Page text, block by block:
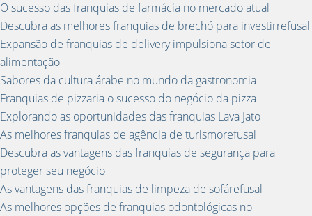
O sucesso das franquias de farmácia no mercado atual
Descubra as melhores franquias de brechó para investirrefusal
Expansão de franquias de delivery impulsiona setor de
alimentação
Sabores da cultura árabe no mundo da gastronomia
Franquias de pizzaria o sucesso do negócio da pizza
Explorando as oportunidades das franquias Lava Jato
As melhores franquias de agência de turismorefusal
Descubra as vantagens das franquias de segurança para
proteger seu negócio
As vantagens das franquias de limpeza de sofárefusal
As melhores opções de franquias odontológicas no